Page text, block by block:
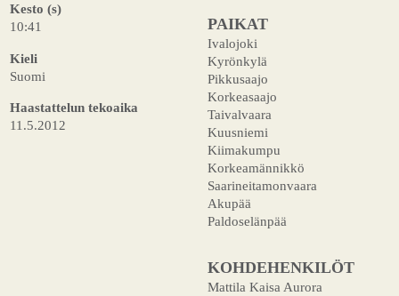
Kesto (s)
10:41
Kieli
Suomi
Haastattelun tekoaika
11.5.2012
PAIKAT
Ivalojoki
Kyrönkylä
Pikkusaajo
Korkeasaajo
Taivalvaara
Kuusniemi
Kiimakumpu
Korkeamännikkö
Saarineitamonvaara
Akupää
Paldoselänpää
KOHDEHENKILÖT
Mattila Kaisa Aurora